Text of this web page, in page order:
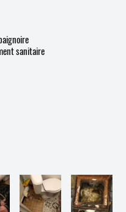
sanitaire